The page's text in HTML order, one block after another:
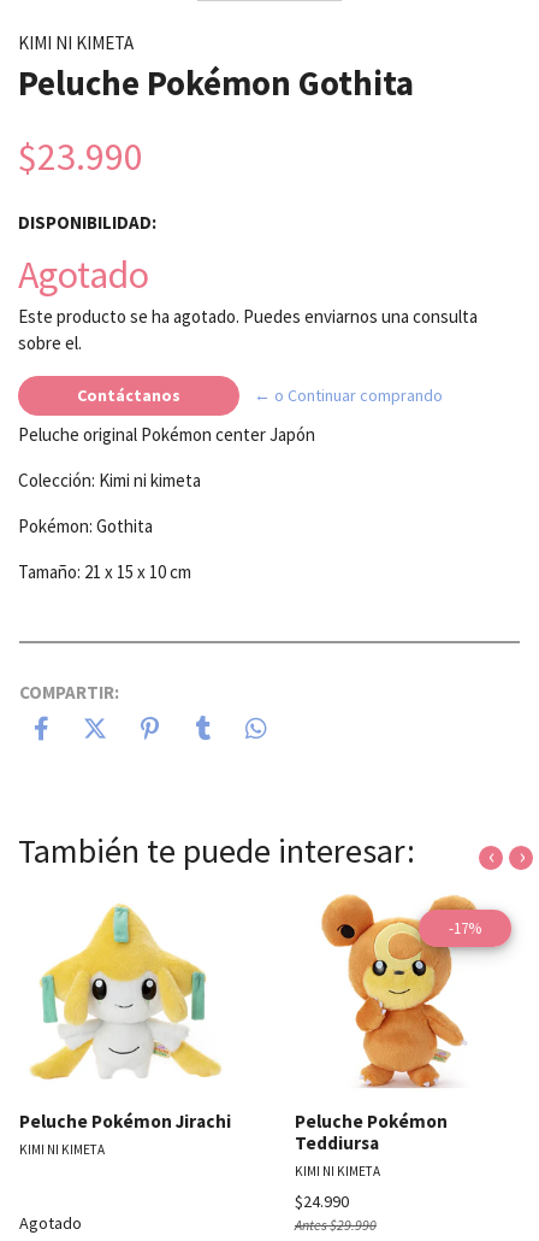
KIMI NI KIMETA
Peluche Pokémon Gothita
$23.990
DISPONIBILIDAD:
Agotado
Este producto se ha agotado. Puedes enviarnos una consulta
sobre el.
Contáctanos ← o Continuar comprando
Peluche original Pokémon center Japón
Colección: Kimi ni kimeta
Pokémon: Gothita
Tamaño: 21 x 15 x 10 cm
COMPARTIR:
También te puede interesar:
Peluche Pokémon Jirachi
KIMI NI KIMETA
Agotado
-17%
Peluche Pokémon
Teddiursa
KIMI NI KIMETA
$24.990
Antes$29.990
‹ ›